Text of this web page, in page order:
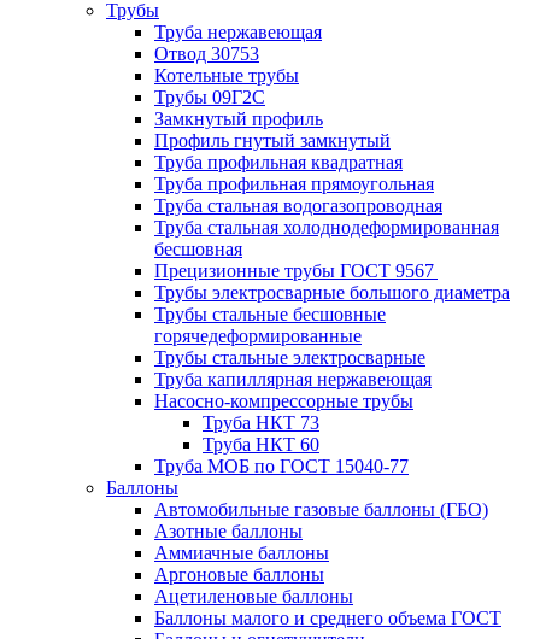
Трубы
Труба нержавеющая
Отвод 30753
Котельные трубы
Трубы 09Г2С
Замкнутый профиль
Профиль гнутый замкнутый
Труба профильная квадратная
Труба профильная прямоугольная
Труба стальная водогазопроводная
Труба стальная холоднодеформированная
бесшовная
Прецизионные трубы ГОСТ 9567
Трубы электросварные большого диаметра
Трубы стальные бесшовные
горячедеформированные
Трубы стальные электросварные
Труба капиллярная нержавеющая
Насосно-компрессорные трубы
Труба НКТ 73
Труба НКТ 60
Труба МОБ по ГОСТ 15040-77
Баллоны
Автомобильные газовые баллоны (ГБО)
Азотные баллоны
Аммиачные баллоны
Аргоновые баллоны
Ацетиленовые баллоны
Баллоны малого и среднего объема ГОСТ